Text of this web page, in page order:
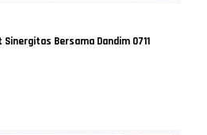
Bersama Dandim 0711